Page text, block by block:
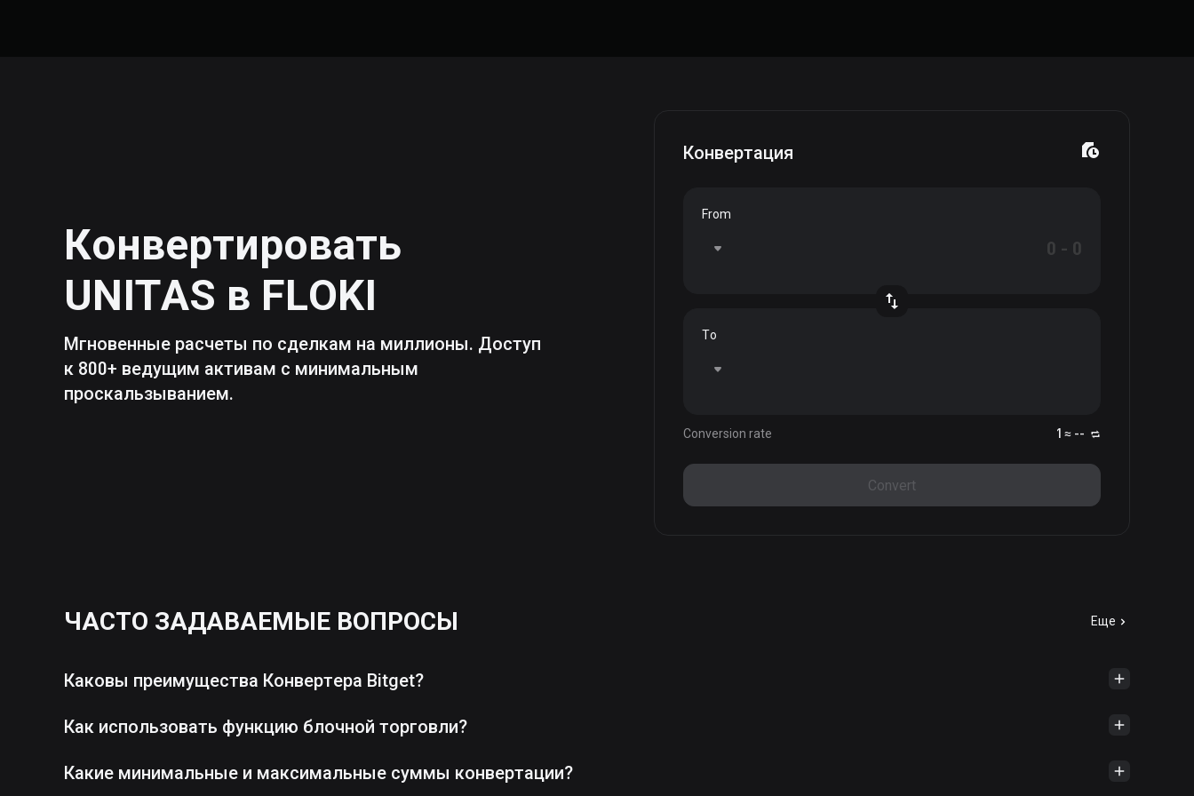
Конвертировать
UNITAS в FLOKI
Мгновенные расчеты по сделкам на миллионы. Доступ
к 800+ ведущим активам с минимальным
проскальзыванием.
Конвертация
From
To
Conversion rate 1 ≈ --
Convert
ЧАСТО ЗАДАВАЕМЫЕ ВОПРОСЫ Еще
Каковы преимущества Конвертера Bitget?
Как использовать функцию блочной торговли?
Какие минимальные и максимальные суммы конвертации?